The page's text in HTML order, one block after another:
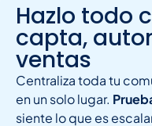
Hazlo todo
capta,
ventas
Centraliza toda tu
en un solo lugar.
siente lo que es